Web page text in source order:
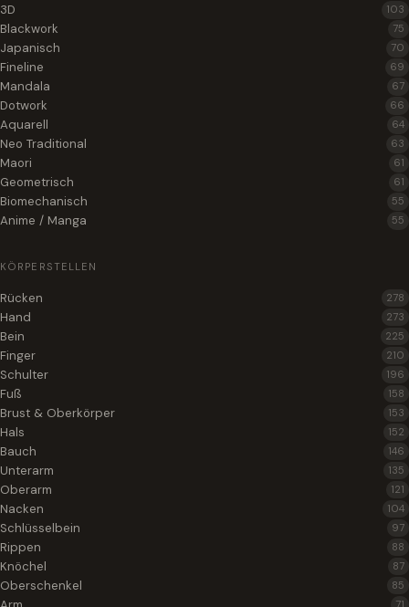
3D 103
Blackwork 75
Japanisch 70
Fineline 69
Mandala 67
Dotwork 66
Aquarell 64
Neo Traditional 63
Maori 61
Geometrisch 61
Biomechanisch 55
Anime / Manga 55
KÖRPERSTELLEN
Rücken 278
Hand 273
Bein 225
Finger 210
Schulter 196
Fuß 158
Brust & Oberkörper 153
Hals 152
Bauch 146
Unterarm 135
Oberarm 121
Nacken 104
Schlüsselbein 97
Rippen 88
Knöchel 87
Oberschenkel 85
71